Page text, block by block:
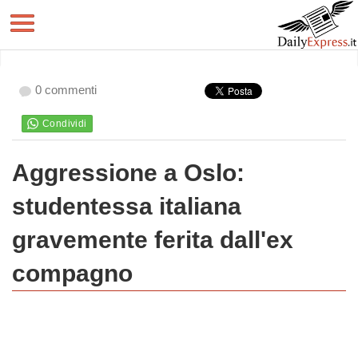
0 commenti
Aggressione a Oslo:
studentessa italiana
gravemente ferita dall'ex
compagno